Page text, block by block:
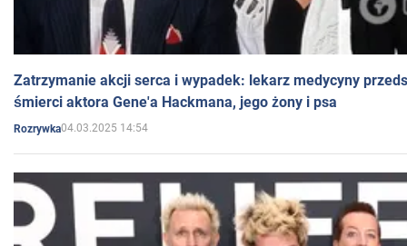
Zatrzymanie akcji serca i wypadek: lekarz medycyny
śmierci aktora Gene'a Hackmana, jego żony i psa
Rozrywka04.03.2025 14:54